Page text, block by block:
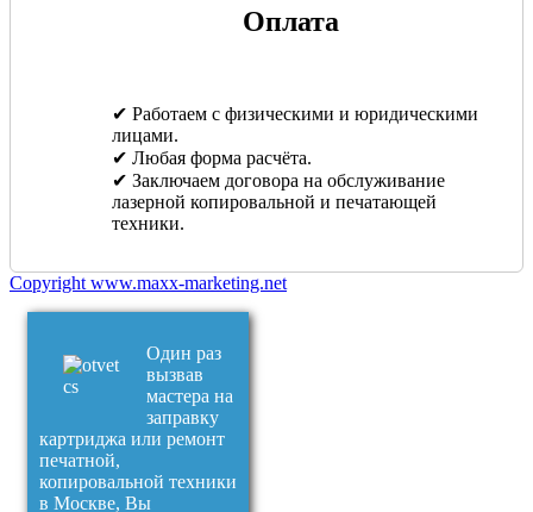
Оплата
✔ Работаем с физическими и юридическими
лицами.
✔ Любая форма расчёта.
✔ Заключаем договора на обслуживание
лазерной копировальной и печатающей
техники.
Copyright www.maxx-marketing.net
Один раз
вызвав
мастера на
заправку
картриджа или ремонт
печатной,
копировальной техники
в Москве, Вы